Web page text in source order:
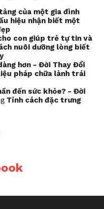
của một gia đình
hiệu nhận biết một
con giúp trẻ tự tin và
nuôi dưỡng lòng biết
hơn - Đời Thay Đổi
pháp chữa lành trái
đến sức khỏe? - Đời
Tính cách đặc trưng